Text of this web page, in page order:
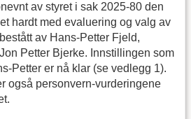
av styret i sak 2025-80 den
hardt med evaluering og valg av
av Hans-Petter Fjeld,
Petter Bjerke. Innstillingen som
Petter er nå klar (se vedlegg 1).
også personvern-vurderingene